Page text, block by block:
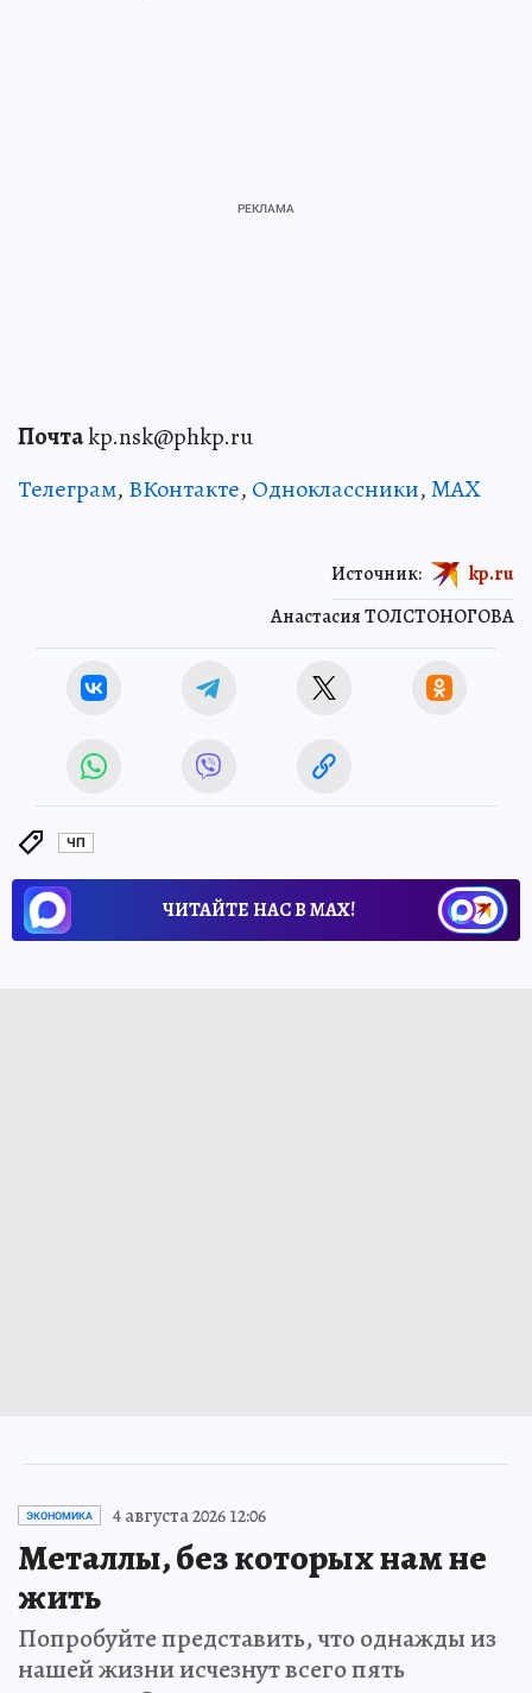
Почтаkp.nsk@phkp.ru
Телеграм, ВКонтакте, Одноклассники,MAX
Анастасия ТОЛСТОНОГОВА
Источник: kp.ru
ЧП
ЧИТАЙТЕ НАС В МАХ!
ЭКОНОМИКА 4 августа 2026 12:06
Металлы, без которых нам не
жить
Попробуйте представить, что однажды из
нашей жизни исчезнут всего пять